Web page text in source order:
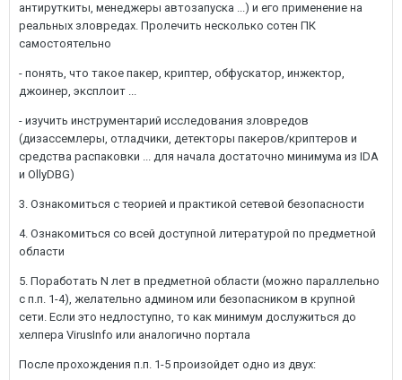
антируткиты, менеджеры автозапуска ...) и его применение на
реальных зловредах. Пролечить несколько сотен ПК
самостоятельно
- понять, что такое пакер, криптер, обфускатор, инжектор,
джоинер, эксплоит ...
- изучить инструментарий исследования зловредов
(дизассемлеры, отладчики, детекторы пакеров/криптеров и
средства распаковки ... для начала достаточно минимума из IDA
и OllyDBG)
3. Ознакомиться с теорией и практикой сетевой безопасности
4. Ознакомиться со всей доступной литературой по предметной
области
5. Поработать N лет в предметной области (можно параллельно
с п.п. 1-4), желательно админом или безопасником в крупной
сети. Если это недлоступно, то как минимум дослужиться до
хелпера VirusInfo или аналогично портала
После прохождения п.п. 1-5 произойдет одно из двух: